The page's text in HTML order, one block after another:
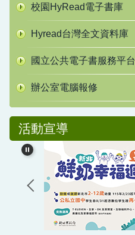
校園HyRead電子書庫
Hyread台灣全文資料庫
國立公共電子書服務平台
辦公室電腦報修
活動宣導